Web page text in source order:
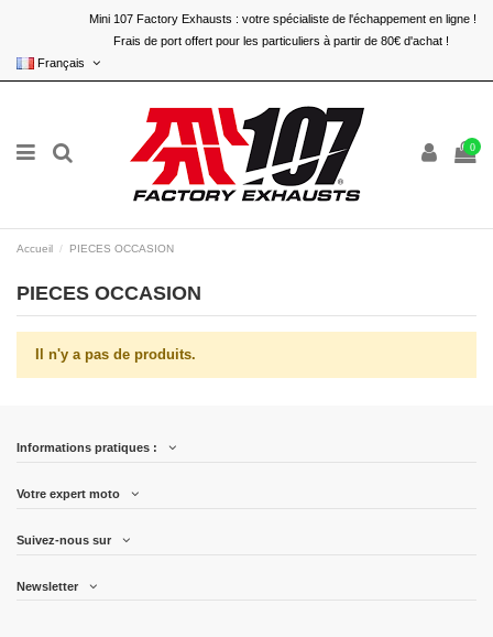
Mini 107 Factory Exhausts : votre spécialiste de l'échappement en ligne !
Frais de port offert pour les particuliers à partir de 80€ d'achat !
Français
0
Accueil PIECES OCCASION
PIECES OCCASION
Il n'y a pas de produits.
Informations pratiques :
Votre expert moto
Suivez-nous sur
Newsletter